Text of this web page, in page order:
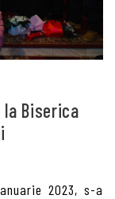
Biserica
2023, s-a